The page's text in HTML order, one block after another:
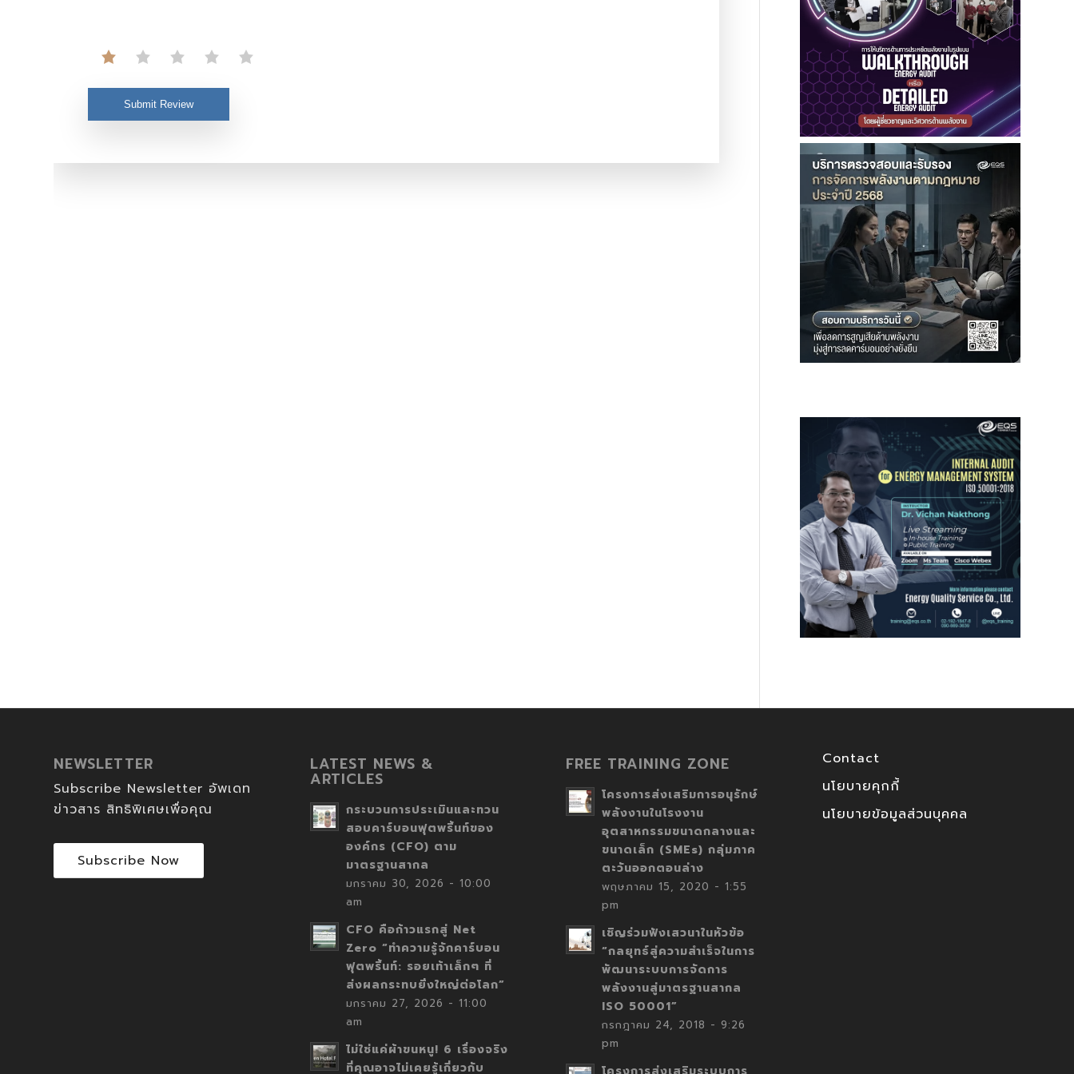
Submit Review
NEWSLETTER
Subscribe Newsletter อัพเดท
ข่าวสาร สิทธิพิเศษเพื่อคุณ
Subscribe Now
LATEST NEWS &
ARTICLES
กระบวนการประเมินและทวน
สอบคาร์บอนฟุตพริ้นท์ของ
องค์กร (CFO) ตาม
มาตรฐานสากล
มกราคม 30, 2026 - 10:00
am
CFO คือก้าวแรกสู่ Net
Zero “ทำความรู้จักคาร์บอน
ฟุตพริ้นท์: รอยเท้าเล็กๆ ที่
ส่งผลกระทบยิ่งใหญ่ต่อโลก”
มกราคม 27, 2026 - 11:00
am
ไม่ใช่แค่ผ้าขนหนู! 6 เรื่องจริง
ที่คุณอาจไม่เคยรู้เกี่ยวกับ
FREE TRAINING ZONE
โครงการส่งเสริมการอนุรักษ์
พลังงานในโรงงาน
อุตสาหกรรมขนาดกลางและ
ขนาดเล็ก (SMEs) กลุ่มภาค
ตะวันออกตอนล่าง
พฤษภาคม 15, 2020 - 1:55
pm
เชิญร่วมฟังเสวนาในหัวข้อ
“กลยุทธ์สู่ความสำเร็จในการ
พัฒนาระบบการจัดการ
พลังงานสู่มาตรฐานสากล
ISO 50001”
กรกฎาคม 24, 2018 - 9:26
pm
Contact
นโยบายคุกกี้
นโยบายข้อมูลส่วนบุคคล